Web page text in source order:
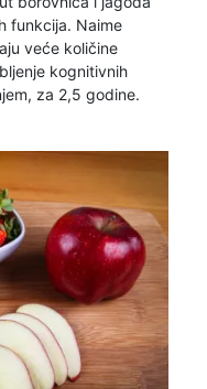
funkcija. Naime
veće količine
kognitivnih
za 2,5 godine.